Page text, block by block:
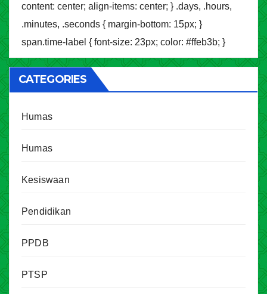
content: center; align-items: center; } .days, .hours,
.minutes, .seconds { margin-bottom: 15px; }
span.time-label { font-size: 23px; color: #ffeb3b; }
CATEGORIES
Humas
Humas
Kesiswaan
Pendidikan
PPDB
PTSP